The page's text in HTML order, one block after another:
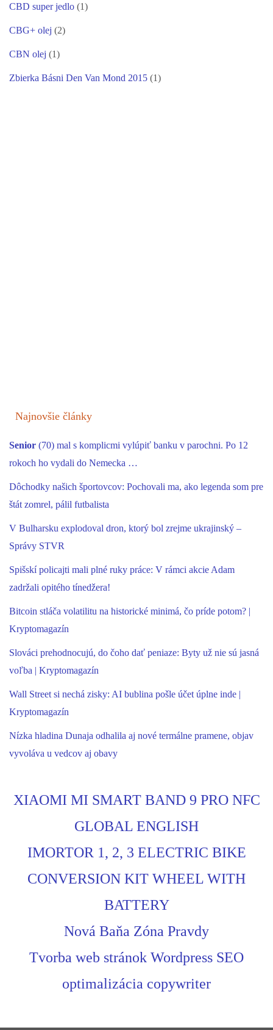
CBD super jedlo (1)
CBG+ olej (2)
CBN olej (1)
Zbierka Básni Den Van Mond 2015 (1)
Najnovšie články
Senior (70) mal s komplicmi vylúpiť banku v parochni. Po 12
rokoch ho vydali do Nemecka …
Dôchodky našich športovcov: Pochovali ma, ako legenda som pre
štát zomrel, pálil futbalista
V Bulharsku explodoval dron, ktorý bol zrejme ukrajinský –
Správy STVR
Spišskí policajti mali plné ruky práce: V rámci akcie Adam
zadržali opitého tínedžera!
Bitcoin stláča volatilitu na historické minimá, čo príde potom? |
Kryptomagazín
Slováci prehodnocujú, do čoho dať peniaze: Byty už nie sú jasná
voľba | Kryptomagazín
Wall Street si nechá zisky: AI bublina pošle účet úplne inde |
Kryptomagazín
Nízka hladina Dunaja odhalila aj nové termálne pramene, objav
vyvoláva u vedcov aj obavy
XIAOMI MI SMART BAND 9 PRO NFC
GLOBAL ENGLISH
IMORTOR 1, 2, 3 ELECTRIC BIKE
CONVERSION KIT WHEEL WITH
BATTERY
Nová Baňa Zóna Pravdy
Tvorba web stránok Wordpress SEO
optimalizácia copywriter